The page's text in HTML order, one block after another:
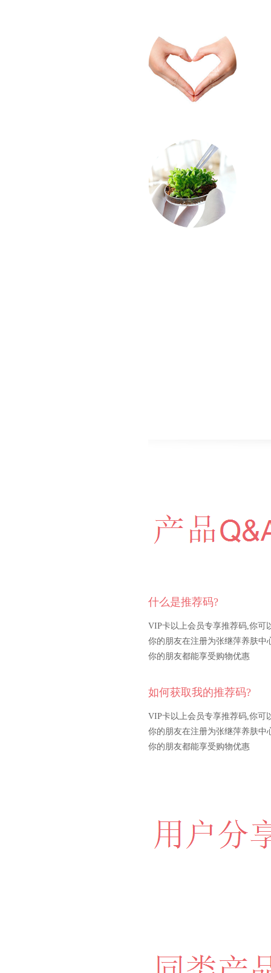
什么是推荐码?
VIP卡以上会员专享推荐码,你可
你的朋友在注册为张继萍养肤中
你的朋友都能享受购物优惠
如何获取我的推荐码?
VIP卡以上会员专享推荐码,你可
你的朋友在注册为张继萍养肤中
你的朋友都能享受购物优惠